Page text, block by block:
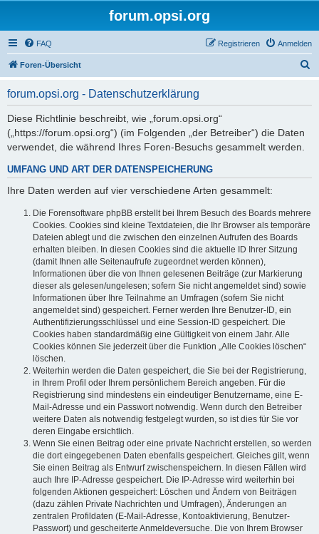
forum.opsi.org
FAQ Anmelden
Registrieren
Foren-Übersicht
forum.opsi.org - Datenschutzerklärung
Diese Richtlinie beschreibt, wie „forum.opsi.org“
(„https://forum.opsi.org“) (im Folgenden „der Betreiber“) die Daten
verwendet, die während Ihres Foren-Besuchs gesammelt werden.
UMFANG UND ART DER DATENSPEICHERUNG
Ihre Daten werden auf vier verschiedene Arten gesammelt:
Die Forensoftware phpBB erstellt bei Ihrem Besuch des Boards mehrere
Cookies. Cookies sind kleine Textdateien, die Ihr Browser als temporäre
Dateien ablegt und die zwischen den einzelnen Aufrufen des Boards
erhalten bleiben. In diesen Cookies sind die aktuelle ID Ihrer Sitzung
(damit Ihnen alle Seitenaufrufe zugeordnet werden können),
Informationen über die von Ihnen gelesenen Beiträge (zur Markierung
dieser als gelesen/ungelesen; sofern Sie nicht angemeldet sind) sowie
Informationen über Ihre Teilnahme an Umfragen (sofern Sie nicht
angemeldet sind) gespeichert. Ferner werden Ihre Benutzer-ID, ein
Authentifizierungsschlüssel und eine Session-ID gespeichert. Die
Cookies haben standardmäßig eine Gültigkeit von einem Jahr. Alle
Cookies können Sie jederzeit über die Funktion „Alle Cookies löschen“
löschen.
Weiterhin werden die Daten gespeichert, die Sie bei der Registrierung,
in Ihrem Profil oder Ihrem persönlichem Bereich angeben. Für die
Registrierung sind mindestens ein eindeutiger Benutzername, eine E-
Mail-Adresse und ein Passwort notwendig. Wenn durch den Betreiber
weitere Daten als notwendig festgelegt wurden, so ist dies für Sie vor
deren Eingabe ersichtlich.
Wenn Sie einen Beitrag oder eine private Nachricht erstellen, so werden
die dort eingegebenen Daten ebenfalls gespeichert. Gleiches gilt, wenn
Sie einen Beitrag als Entwurf zwischenspeichern. In diesen Fällen wird
auch Ihre IP-Adresse gespeichert. Die IP-Adresse wird weiterhin bei
folgenden Aktionen gespeichert: Löschen und Ändern von Beiträgen
(dazu zählen Private Nachrichten und Umfragen), Änderungen an
zentralen Profildaten (E-Mail-Adresse, Kontoaktivierung, Benutzer-
Passwort) und gescheiterte Anmeldeversuche. Die von Ihrem Browser